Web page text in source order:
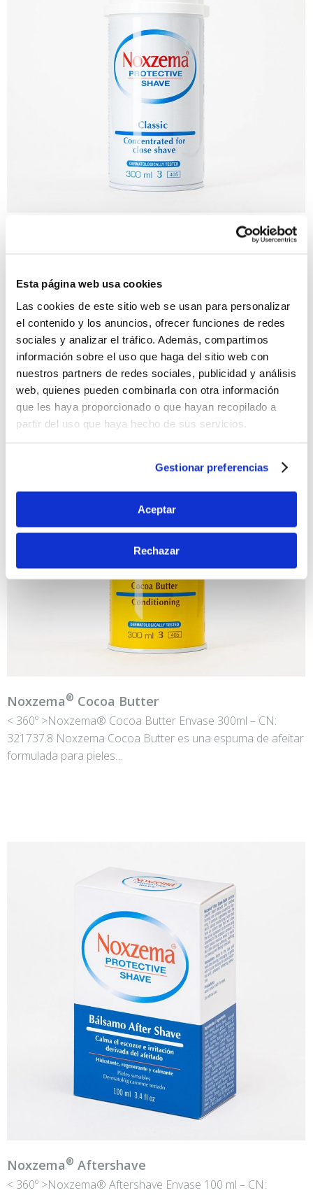
Esta página web usa cookies
Las cookies de este sitio web se usan para personalizar
el contenido y los anuncios, ofrecer funciones de redes
sociales y analizar el tráfico. Además, compartimos
información sobre el uso que haga del sitio web con
nuestros partners de redes sociales, publicidad y análisis
web, quienes pueden combinarla con otra información
que les haya proporcionado o que hayan recopilado a
partir del uso que haya hecho de sus servicios.
Gestionar preferencias
Aceptar
Rechazar
espuma de afeitar para pieles normales. Evita…
Noxzema® Cocoa Butter
< 360º >Noxzema® Cocoa Butter Envase 300ml – CN:
321737.8 Noxzema Cocoa Butter es una espuma de afeitar
formulada para pieles…
Noxzema® Aftershave
< 360º >Noxzema® Aftershave Envase 100 ml – CN: